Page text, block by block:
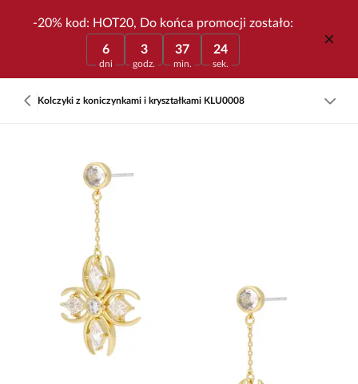
-20% kod: HOT20, Do końca promocji zostało:
6
dni
3
godz.
37
min.
24
sek.
Kolczyki z koniczynkami i kryształkami KLU0008